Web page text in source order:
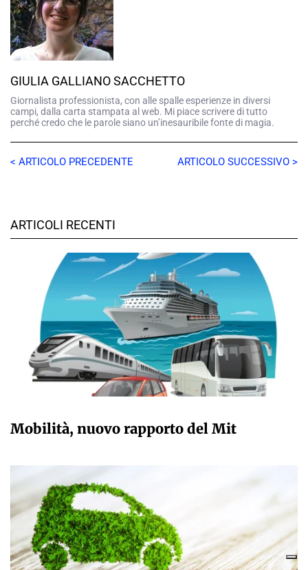
GIULIA GALLIANO SACCHETTO
Giornalista professionista, con alle spalle esperienze in diversi
campi, dalla carta stampata al web. Mi piace scrivere di tutto
perché credo che le parole siano un’inesauribile fonte di magia.
< ARTICOLO PRECEDENTE ARTICOLO SUCCESSIVO >
ARTICOLI RECENTI
Mobilità, nuovo rapporto del Mit